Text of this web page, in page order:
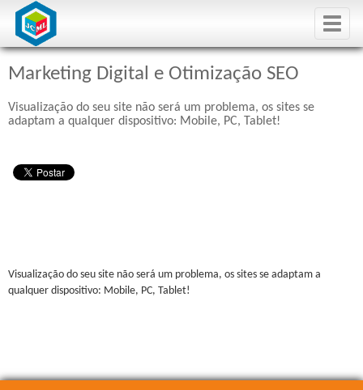
Toggle
Marketing Digital e Otimização SEO
Visualização do seu site não será um problema, os sites se
adaptam a qualquer dispositivo: Mobile, PC, Tablet!
Visualização do seu site não será um problema, os sites se adaptam a
qualquer dispositivo: Mobile, PC, Tablet!